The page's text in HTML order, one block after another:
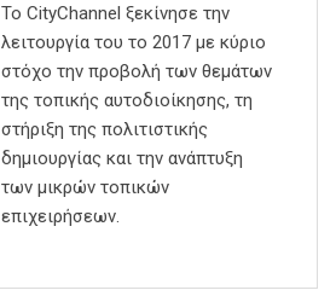
Το CityChannel ξεκίνησε την
λειτουργία του το 2017 με κύριο
στόχο την προβολή των θεμάτων
της τοπικής αυτοδιοίκησης, τη
στήριξη της πολιτιστικής
δημιουργίας και την ανάπτυξη
των μικρών τοπικών
επιχειρήσεων.